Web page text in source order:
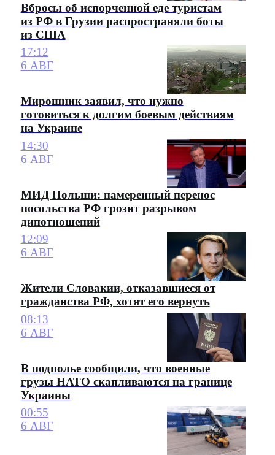
Вбросы об испорченной еде туристам
из РФ в Грузии распространяли боты
из США
17:12
6 АВГ
Мирошник заявил, что нужно
готовиться к долгим боевым действиям
на Украине
14:30
6 АВГ
МИД Польши: намеренный перенос
посольства РФ грозит разрывом
дипотношений
12:09
6 АВГ
Жители Словакии, отказавшиеся от
гражданства РФ, хотят его вернуть
08:13
6 АВГ
В подполье сообщили, что военные
грузы НАТО скапливаются на границе
Украины
00:55
6 АВГ